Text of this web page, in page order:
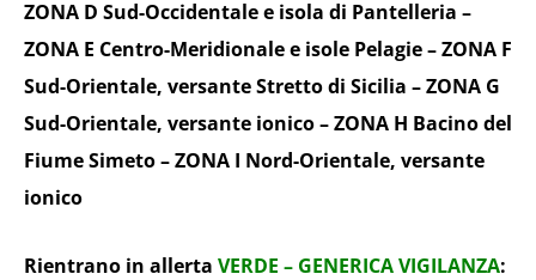
ZONA D Sud-Occidentale e isola di Pantelleria –
ZONA E Centro-Meridionale e isole Pelagie – ZONA F
Sud-Orientale, versante Stretto di Sicilia – ZONA G
Sud-Orientale, versante ionico – ZONA H Bacino del
Fiume Simeto – ZONA I Nord-Orientale, versante
ionico
Rientrano in allerta VERDE – GENERICA VIGILANZA: